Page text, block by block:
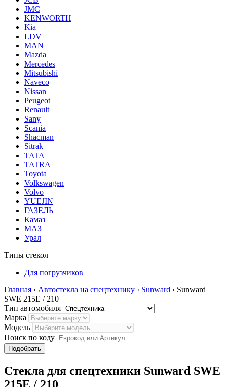
JMC
KENWORTH
Kia
LDV
MAN
Mazda
Mercedes
Mitsubishi
Naveco
Nissan
Peugeot
Renault
Sany
Scania
Shacman
Sitrak
TATA
TATRA
Toyota
Volkswagen
Volvo
YUEJIN
ГАЗЕЛЬ
Камаз
МАЗ
Урал
Типы стекол
Для погрузчиков
Главная › Автостекла на спецтехнику › Sunward › Sunward
SWE 215E / 210
Тип автомобиля
Марка
Модель
Поиск по коду
Стекла для спецтехники Sunward SWE